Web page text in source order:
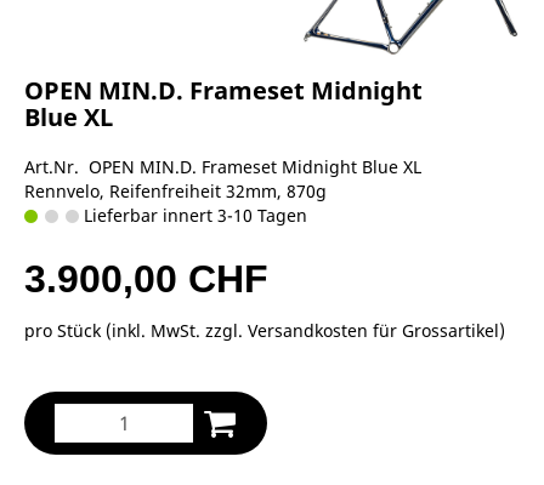
OPEN MIN.D. Frameset Midnight
Blue XL
Art.Nr. OPEN MIN.D. Frameset Midnight Blue XL
Rennvelo, Reifenfreiheit 32mm, 870g
Lieferbar innert 3-10 Tagen
3.900,00 CHF
pro Stück (inkl. MwSt. zzgl. Versandkosten für Grossartikel)